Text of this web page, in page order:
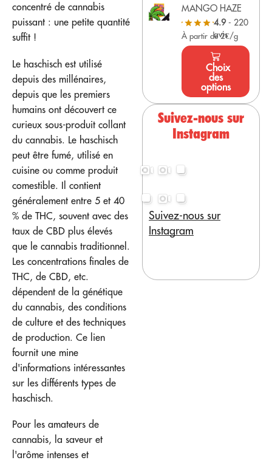
concentré de cannabis
puissant : une petite quantité
suffit !
Le haschisch est utilisé
depuis des millénaires,
depuis que les premiers
humains ont découvert ce
curieux sous-produit collant
du cannabis. Le haschisch
peut être fumé, utilisé en
cuisine ou comme produit
comestible. Il contient
généralement entre 5 et 40
% de THC, souvent avec des
taux de CBD plus élevés
que le cannabis traditionnel.
Les concentrations finales de
THC, de CBD, etc.
dépendent de la génétique
du cannabis, des conditions
de culture et des techniques
de production. Ce lien
fournit une mine
d'informations intéressantes
sur les différents types de
haschisch.
Pour les amateurs de
cannabis, la saveur et
l'arôme intenses et
MANGO HAZE
4.9- 220
avis
À partir de 2€/g
Choix
des
options
Suivez-nous sur
Instagram
Suivez-nous sur
Instagram